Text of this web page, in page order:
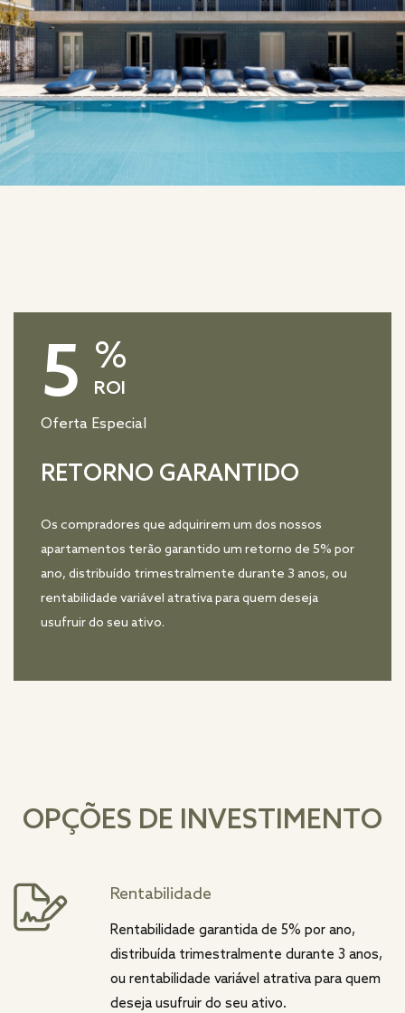
5 %
ROI
Oferta Especial
RETORNO GARANTIDO
Os compradores que adquirirem um dos nossos
apartamentos terão garantido um retorno de 5% por
ano, distribuído trimestralmente durante 3 anos, ou
rentabilidade variável atrativa para quem deseja
usufruir do seu ativo.
OPÇÕES DE INVESTIMENTO
Rentabilidade
Rentabilidade garantida de 5% por ano,
distribuída trimestralmente durante 3 anos,
ou rentabilidade variável atrativa para quem
deseja usufruir do seu ativo.